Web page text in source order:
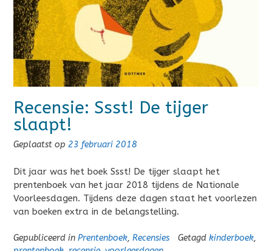
Recensie: Ssst! De tijger
slaapt!
Geplaatst op 23 februari 2018
Dit jaar was het boek Ssst! De tijger slaapt het
prentenboek van het jaar 2018 tijdens de Nationale
Voorleesdagen. Tijdens deze dagen staat het voorlezen
van boeken extra in de belangstelling.
Gepubliceerd in Prentenboek, Recensies Getagd kinderboek,